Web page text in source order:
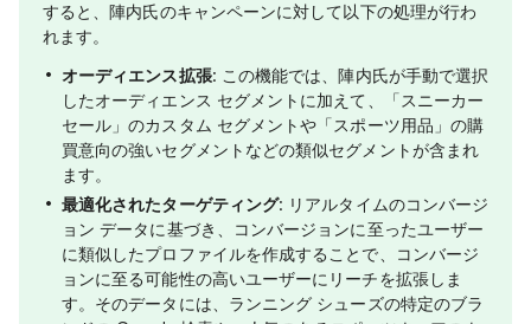
すると、陣内氏のキャンペーンに対して以下の処理が行わ
れます。
オーディエンス拡張: この機能では、陣内氏が手動で選択
したオーディエンス セグメントに加えて、「スニーカー
セール」のカスタム セグメントや「スポーツ用品」の購
買意向の強いセグメントなどの類似セグメントが含まれ
ます。
最適化されたターゲティング: リアルタイムのコンバージ
ョン データに基づき、コンバージョンに至ったユーザー
に類似したプロファイルを作成することで、コンバージ
ョンに至る可能性の高いユーザーにリーチを拡張しま
す。そのデータには、ランニング シューズの特定のブラ